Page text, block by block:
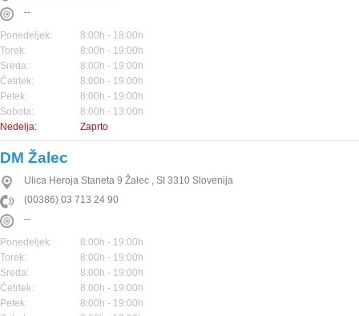
--
Ponedeljek:
8:00h - 18:00h
Torek:
8:00h - 19:00h
Sreda:
8:00h - 19:00h
Četrtek:
8:00h - 19:00h
Petek:
8:00h - 19:00h
Sobota:
8:00h - 13:00h
Nedelja:
Zaprto
DM Žalec
Ulica Heroja Staneta 9 Žalec , SI 3310 Slovenija
(00386) 03 713 24 90
--
Ponedeljek:
8:00h - 19:00h
Torek:
8:00h - 19:00h
Sreda:
8:00h - 19:00h
Četrtek:
8:00h - 19:00h
Petek:
8:00h - 19:00h